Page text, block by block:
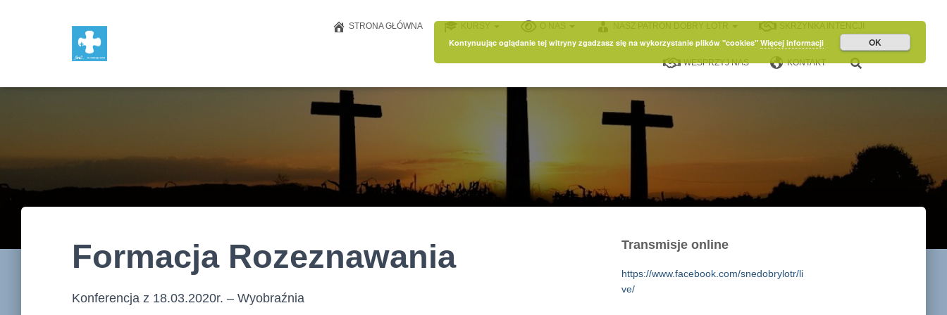
STRONA GŁÓWNA KURSY O NAS NASZ PATRON DOBRY ŁOTR SKRZYNKA INTENCJI
WESPRZYJ NAS KONTAKT
Formacja Rozeznawania
Konferencja z 18.03.2020r. – Wyobraźnia
Transmisje online
https://www.facebook.com/snedobrylotr/li
ve/
Kontynuując oglądanie tej witryny zgadzasz się na wykorzystanie plików "cookies" Więcej informacji OK